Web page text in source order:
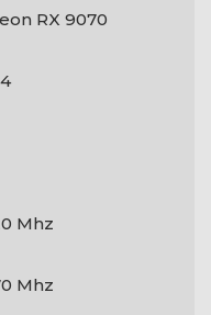
RX 9070
Mhz
Mhz